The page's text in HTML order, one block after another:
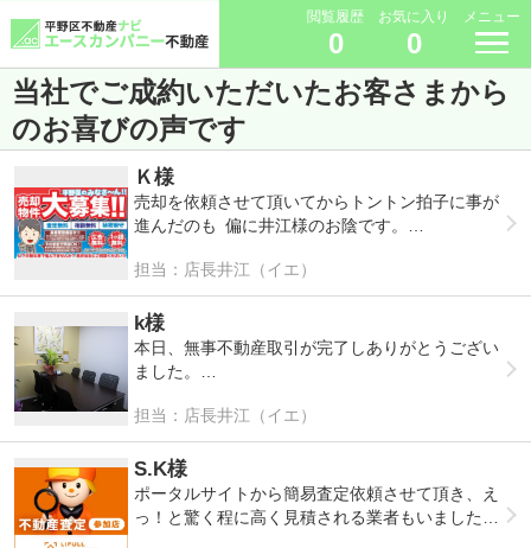
閲覧履歴
0
お気に入り
0
メニュー
当社でご成約いただいたお客さまから
のお喜びの声です
Ｋ様
売却を依頼させて頂いてからトントン拍子に事が
進んだのも 偏に井江様のお陰です。
平野区の土地の事も、家の事も何もわからず、近
隣の不動産屋さんも全く知らずに...
困り果てていました。
井江様、本当にお世話になりました。
暑い日がまだまだ続きます。
ご自愛下さいませ。
担当：店長井江（イエ）
k様
本日、無事不動産取引が完了しありがとうござい
ました。
不安だらけだった頃から親身に相談にのっていた
だき、
また取引が成功するようにいろんな配慮をしてい
ただきまして、本当にありがとうございました。
担当：店長井江（イエ）
S.K様
ポータルサイトから簡易査定依頼させて頂き、え
っ！と驚く程に高く見積される業者もいました